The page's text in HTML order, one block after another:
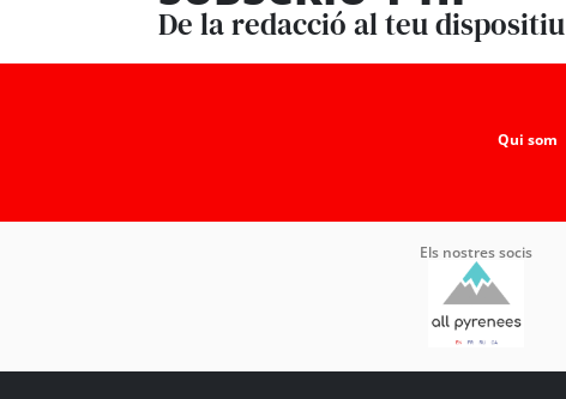
De la redacció al teu dispositiu
Qui som
Els nostres socis